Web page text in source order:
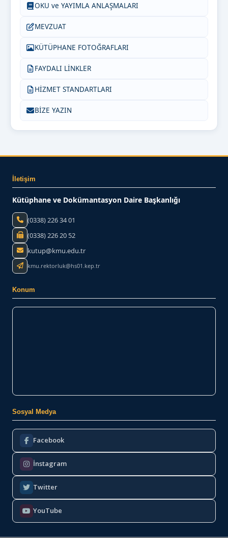
OKU ve YAYIMLA ANLAŞMALARI
MEVZUAT
KÜTÜPHANE FOTOĞRAFLARI
FAYDALI LİNKLER
HİZMET STANDARTLARI
BİZE YAZIN
İletişim
Kütüphane ve Dokümantasyon Daire Başkanlığı
(0338) 226 34 01
(0338) 226 20 52
kutup@kmu.edu.tr
kmu.rektorluk@hs01.kep.tr
Konum
Sosyal Medya
Facebook
İnstagram
Twitter
YouTube